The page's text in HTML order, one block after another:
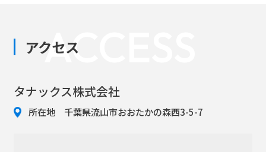
アクセス
ACCESS
タナックス株式会社
所在地 千葉県流山市おおたかの森西3-5-7